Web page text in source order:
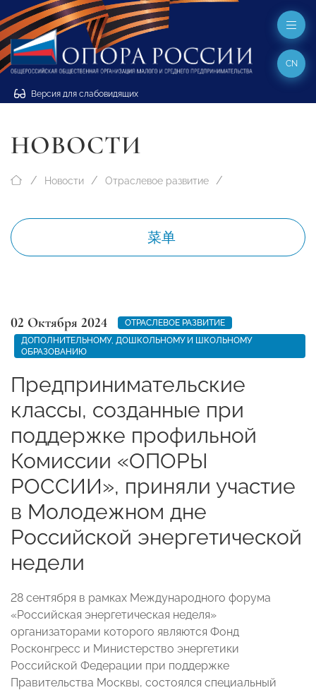
Версия для слабовидящих
CN
НОВОСТИ
Новости Отраслевое развитие
菜单
02 Октября 2024
ОТРАСЛЕВОЕ РАЗВИТИЕ
ДОПОЛНИТЕЛЬНОМУ, ДОШКОЛЬНОМУ И ШКОЛЬНОМУ
ОБРАЗОВАНИЮ
Предпринимательские
классы, созданные при
поддержке профильной
Комиссии «ОПОРЫ
РОССИИ», приняли участие
в Молодежном дне
Российской энергетической
недели
28 сентября в рамках Международного форума
«Российская энергетическая неделя»
организаторами которого являются Фонд
Росконгресс и Министерство энергетики
Российской Федерации при поддержке
Правительства Москвы, состоялся специальный